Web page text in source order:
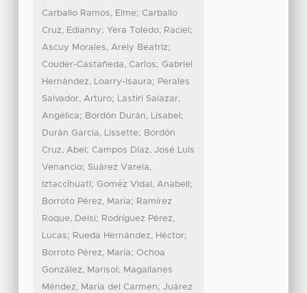
Carballo Ramos, Elme; Carballo
Cruz, Edianny; Yera Toledo, Raciel ;
Ascuy Morales, Arely Beatriz;
Couder-Castañeda, Carlos; Gabriel
Hernández, Loarry-Isaura; Perales
Salvador, Arturo; Lastiri Salazar,
Angélica; Bordón Durán, Lisabel ;
Durán García, Lissette; Bordón
Cruz, Abel ; Campos Díaz, José Luis
Venancio; Suárez Varela,
Iztaccíhuatl ; Goméz Vidal, Anabell ;
Borroto Pérez, María; Ramírez
Roque, Delsi; Rodríguez Pérez,
Lucas; Rueda Hernández, Héctor;
Borroto Pérez, María; Ochoa
González, Marisol ; Magallanes
Méndez, María del Carmen; Juárez